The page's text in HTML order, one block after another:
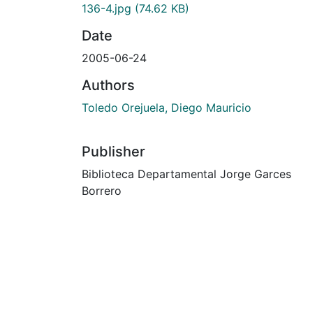
136-4.jpg (74.62 KB)
Date
2005-06-24
Authors
Toledo Orejuela, Diego Mauricio
Publisher
Biblioteca Departamental Jorge Garces
Borrero